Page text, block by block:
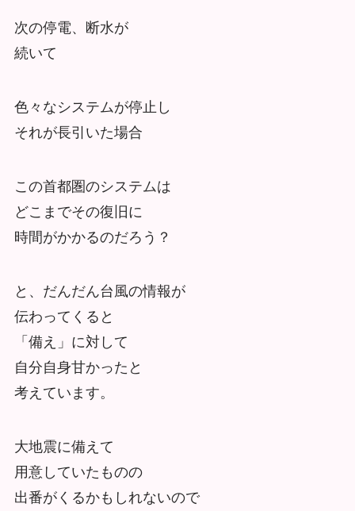
次の停電、断水が
続いて
色々なシステムが停止し
それが長引いた場合
この首都圏のシステムは
どこまでその復旧に
時間がかかるのだろう？
と、だんだん台風の情報が
伝わってくると
「備え」に対して
自分自身甘かったと
考えています。
大地震に備えて
用意していたものの
出番がくるかもしれないので